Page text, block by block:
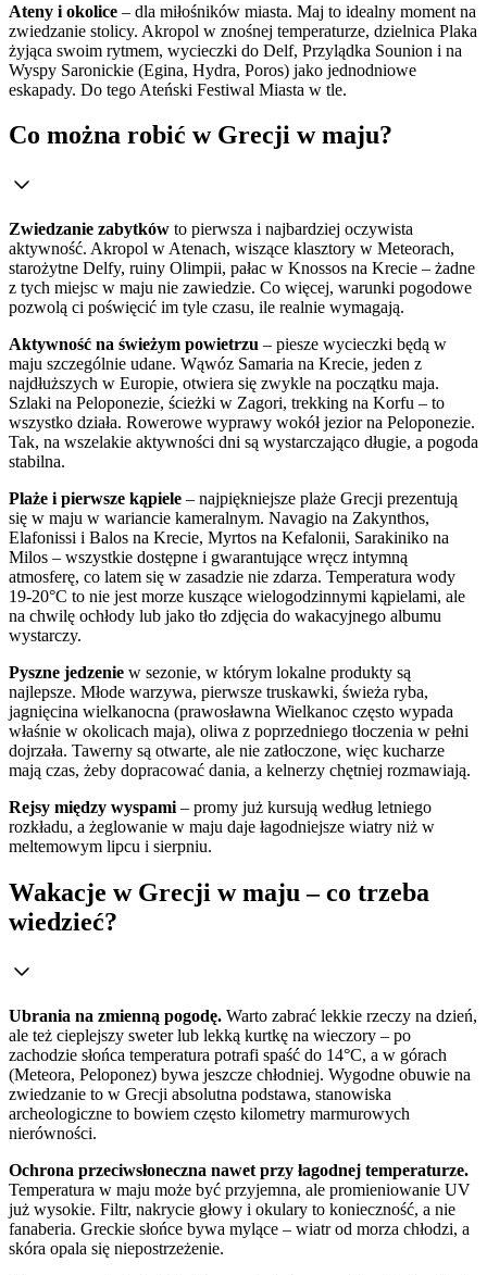
Ateny i okolice – dla miłośników miasta. Maj to idealny moment na
zwiedzanie stolicy. Akropol w znośnej temperaturze, dzielnica Plaka
żyjąca swoim rytmem, wycieczki do Delf, Przylądka Sounion i na
Wyspy Saronickie (Egina, Hydra, Poros) jako jednodniowe
eskapady. Do tego Ateński Festiwal Miasta w tle.
Co można robić w Grecji w maju?
Zwiedzanie zabytków to pierwsza i najbardziej oczywista
aktywność. Akropol w Atenach, wiszące klasztory w Meteorach,
starożytne Delfy, ruiny Olimpii, pałac w Knossos na Krecie – żadne
z tych miejsc w maju nie zawiedzie. Co więcej, warunki pogodowe
pozwolą ci poświęcić im tyle czasu, ile realnie wymagają.
Aktywność na świeżym powietrzu – piesze wycieczki będą w
maju szczególnie udane. Wąwóz Samaria na Krecie, jeden z
najdłuższych w Europie, otwiera się zwykle na początku maja.
Szlaki na Peloponezie, ścieżki w Zagori, trekking na Korfu – to
wszystko działa. Rowerowe wyprawy wokół jezior na Peloponezie.
Tak, na wszelakie aktywności dni są wystarczająco długie, a pogoda
stabilna.
Plaże i pierwsze kąpiele – najpiękniejsze plaże Grecji prezentują
się w maju w wariancie kameralnym. Navagio na Zakynthos,
Elafonissi i Balos na Krecie, Myrtos na Kefalonii, Sarakiniko na
Milos – wszystkie dostępne i gwarantujące wręcz intymną
atmosferę, co latem się w zasadzie nie zdarza. Temperatura wody
19-20°C to nie jest morze kuszące wielogodzinnymi kąpielami, ale
na chwilę ochłody lub jako tło zdjęcia do wakacyjnego albumu
wystarczy.
Pyszne jedzenie w sezonie, w którym lokalne produkty są
najlepsze. Młode warzywa, pierwsze truskawki, świeża ryba,
jagnięcina wielkanocna (prawosławna Wielkanoc często wypada
właśnie w okolicach maja), oliwa z poprzedniego tłoczenia w pełni
dojrzała. Tawerny są otwarte, ale nie zatłoczone, więc kucharze
mają czas, żeby dopracować dania, a kelnerzy chętniej rozmawiają.
Rejsy między wyspami – promy już kursują według letniego
rozkładu, a żeglowanie w maju daje łagodniejsze wiatry niż w
meltemowym lipcu i sierpniu.
Wakacje w Grecji w maju – co trzeba
wiedzieć?
Ubrania na zmienną pogodę. Warto zabrać lekkie rzeczy na dzień,
ale też cieplejszy sweter lub lekką kurtkę na wieczory – po
zachodzie słońca temperatura potrafi spaść do 14°C, a w górach
(Meteora, Peloponez) bywa jeszcze chłodniej. Wygodne obuwie na
zwiedzanie to w Grecji absolutna podstawa, stanowiska
archeologiczne to bowiem często kilometry marmurowych
nierówności.
Ochrona przeciwsłoneczna nawet przy łagodnej temperaturze.
Temperatura w maju może być przyjemna, ale promieniowanie UV
już wysokie. Filtr, nakrycie głowy i okulary to konieczność, a nie
fanaberia. Greckie słońce bywa mylące – wiatr od morza chłodzi, a
skóra opala się niepostrzeżenie.